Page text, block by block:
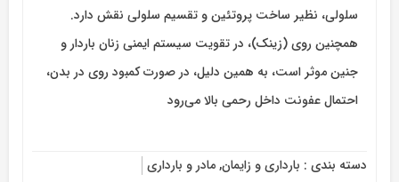
سلولی، نظیر ساخت پروتئین و تقسیم سلولی نقش دارد.
همچنین روی (زینک)، در تقویت سیستم ایمنی زنان باردار و
جنین موثر است، به همین دلیل، در صورت کمبود روی در بدن،
احتمال عفونت داخل رحمی بالا می‌رود
دسته بندی : بارداری و زایمان,مادر و بارداری